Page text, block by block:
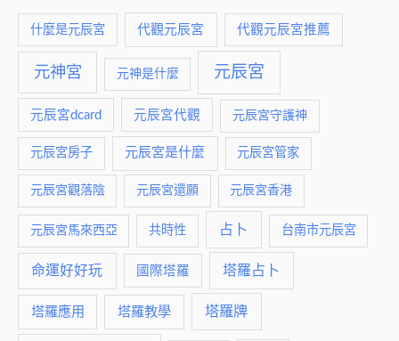
什麼是元辰宮 代觀元辰宮 代觀元辰宮推薦
元神宮 元神是什麼 元辰宮
元辰宮dcard 元辰宮代觀 元辰宮守護神
元辰宮房子 元辰宮是什麼 元辰宮管家
元辰宮觀落陰 元辰宮還願 元辰宮香港
元辰宮馬來西亞 共時性 占卜 台南市元辰宮
命運好好玩 國際塔羅 塔羅占卜
塔羅應用 塔羅教學 塔羅牌